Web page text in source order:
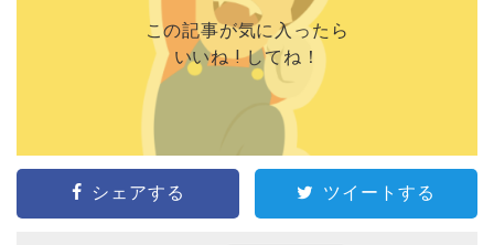
この記事が気に入ったら
いいね ! してね！
シェアする ツイートする